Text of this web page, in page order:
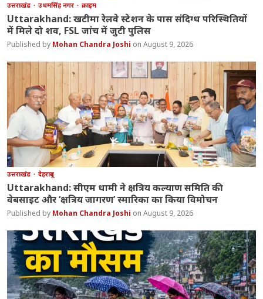
उत्तराखंड उधमसिंह नगर क्राइम
Uttarakhand: खटीमा रेलवे स्टेशन के पास संदिग्ध परिस्थितियों
में मिले दो शव, FSL जांच में जुटी पुलिस
Mohan Chandra Joshi August 9, 2026
उत्तराखंड देहरादून
Uttarakhand: सीएम धामी ने क्षत्रिय कल्याण समिति की
वेबसाइट और ‘क्षत्रिय जागरण’ स्मारिका का किया विमोचन
Mohan Chandra Joshi August 9, 2026